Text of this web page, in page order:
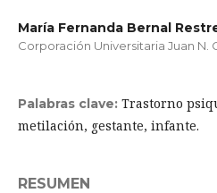
María Fernanda Bernal
Corporación Universitaria Juan N.
Palabras clave: Trastorno
metilación, gestante, infante.
RESUMEN